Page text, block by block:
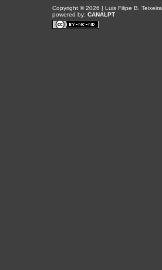
Copyright © 2026 | Luis Filipe B. Teixeira
powered by: CANALPT